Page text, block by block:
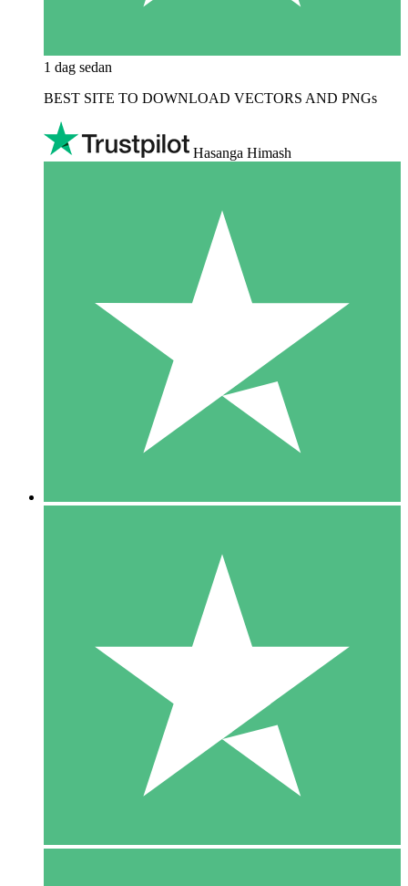
1 dag sedan
BEST SITE TO DOWNLOAD VECTORS AND PNGs
Hasanga Himash